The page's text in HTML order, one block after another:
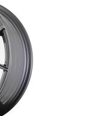
suhteessa
-
vahvempia
vanteilla.
ne